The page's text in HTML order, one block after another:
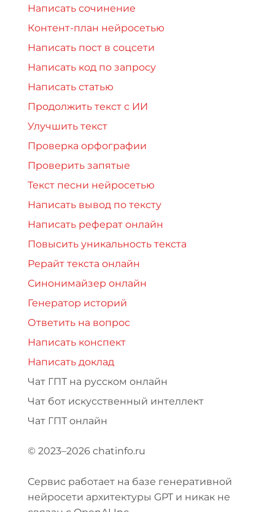
Написать сочинение
Контент-план нейросетью
Написать пост в соцсети
Написать код по запросу
Написать статью
Продолжить текст с ИИ
Улучшить текст
Проверка орфографии
Проверить запятые
Текст песни нейросетью
Написать вывод по тексту
Написать реферат онлайн
Повысить уникальность текста
Рерайт текста онлайн
Синонимайзер онлайн
Генератор историй
Ответить на вопрос
Написать конспект
Написать доклад
Чат ГПТ на русском онлайн
Чат бот искусственный интеллект
Чат ГПТ онлайн
© 2023–2026 chatinfo.ru
Сервис работает на базе генеративной
нейросети архитектуры GPT и никак не